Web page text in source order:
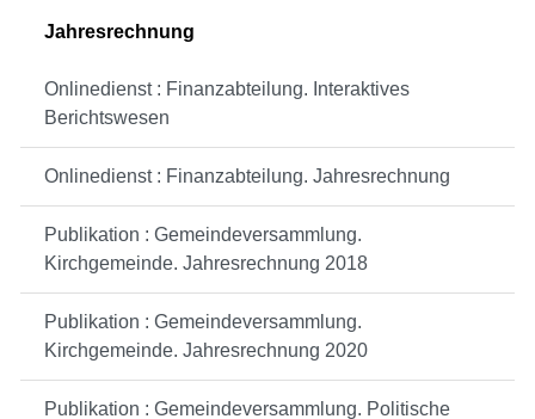
Jahresrechnung
Onlinedienst : Finanzabteilung. Interaktives
Berichtswesen
Onlinedienst : Finanzabteilung. Jahresrechnung
Publikation : Gemeindeversammlung.
Kirchgemeinde. Jahresrechnung 2018
Publikation : Gemeindeversammlung.
Kirchgemeinde. Jahresrechnung 2020
Publikation : Gemeindeversammlung. Politische